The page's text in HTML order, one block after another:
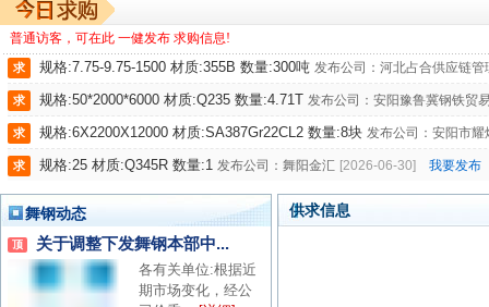
普通访客，可在此 一健发布 求购信息!
舞钢动态 供求信息